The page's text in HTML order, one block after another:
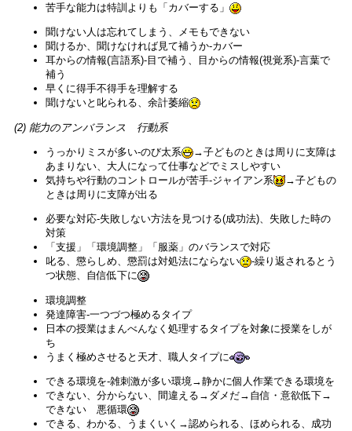
苦手な能力は特訓よりも「カバーする」
聞けない人は忘れてしまう、メモもできない
聞けるか、聞けなければ見て補うか-カバー
耳からの情報(言語系)-目で補う、目からの情報(視覚系)-言葉で
補う
早くに得手不得手を理解する
聞けないと叱られる、余計萎縮
(2) 能力のアンバランス 行動系
うっかりミスが多い-のび太系
→子どものときは周りに支障は
あまりない、大人になって仕事などでミスしやすい
気持ちや行動のコントロールが苦手-ジャイアン系
→子どもの
ときは周りに支障が出る
必要な対応-失敗しない方法を見つける(成功法)、失敗した時の
対策
「支援」「環境調整」「服薬」のバランスで対応
叱る、懲らしめ、懲罰は対処法にならない
-繰り返されるとう
つ状態、自信低下に
環境調整
発達障害-一つづつ極めるタイプ
日本の授業はまんべんなく処理するタイプを対象に授業をしが
ち
うまく極めさせると天才、職人タイプに
できる環境を-雑刺激が多い環境→静かに個人作業できる環境を
できない、分からない、間違える→ダメだ→自信・意欲低下→
できない 悪循環
できる、わかる、うまくいく→認められる、ほめられる、成功